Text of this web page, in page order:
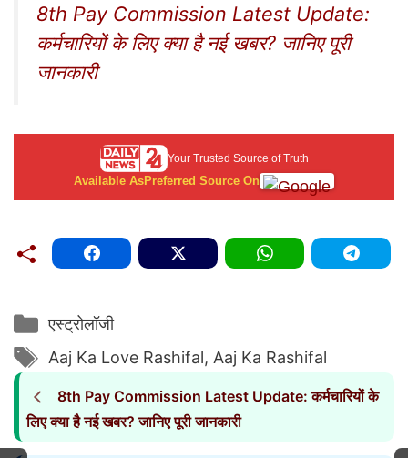
8th Pay Commission Latest Update:
कर्मचारियों के लिए क्या है नई खबर? जानिए पूरी
जानकारी
Your Trusted Source of Truth
Available AsPreferred Source On
Categories
एस्ट्रोलॉजी
Tags
Aaj Ka Love Rashifal, Aaj Ka Rashifal
8th Pay Commission Latest Update: कर्मचारियों के
लिए क्या है नई खबर? जानिए पूरी जानकारी